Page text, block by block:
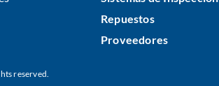
reserved.
Repuestos
Proveedores